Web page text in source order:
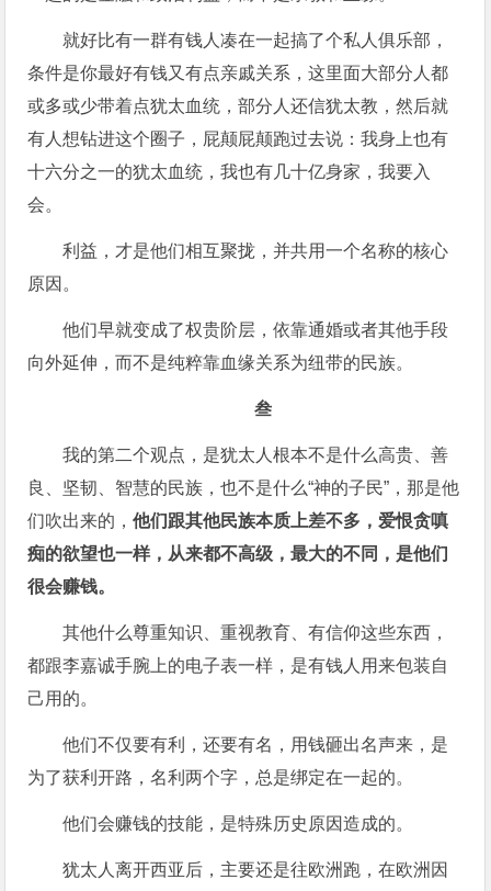
就好比有一群有钱人凑在一起搞了个私人俱乐部，
条件是你最好有钱又有点亲戚关系，这里面大部分人都
或多或少带着点犹太血统，部分人还信犹太教，然后就
有人想钻进这个圈子，屁颠屁颠跑过去说：我身上也有
十六分之一的犹太血统，我也有几十亿身家，我要入
会。
利益，才是他们相互聚拢，并共用一个名称的核心
原因。
他们早就变成了权贵阶层，依靠通婚或者其他手段
向外延伸，而不是纯粹靠血缘关系为纽带的民族。
叁
我的第二个观点，是犹太人根本不是什么高贵、善
良、坚韧、智慧的民族，也不是什么“神的子民”，那是他
们吹出来的，他们跟其他民族本质上差不多，爱恨贪嗔
痴的欲望也一样，从来都不高级，最大的不同，是他们
很会赚钱。
其他什么尊重知识、重视教育、有信仰这些东西，
都跟李嘉诚手腕上的电子表一样，是有钱人用来包装自
己用的。
他们不仅要有利，还要有名，用钱砸出名声来，是
为了获利开路，名利两个字，总是绑定在一起的。
他们会赚钱的技能，是特殊历史原因造成的。
犹太人离开西亚后，主要还是往欧洲跑，在欧洲因